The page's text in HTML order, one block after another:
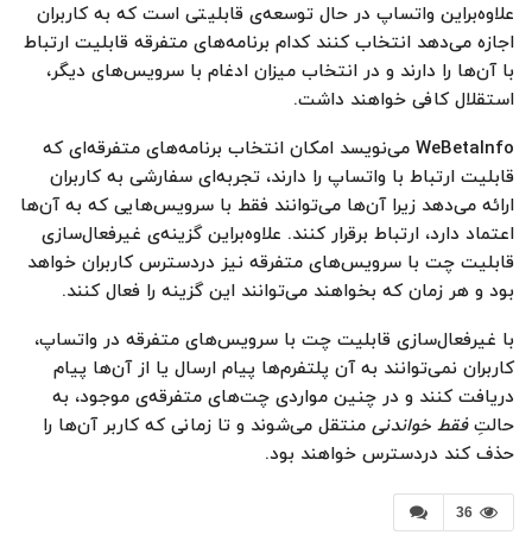
علاوه‌براین واتساپ در حال توسعه‌ی قابلیتی است که به کاربران
اجازه می‌دهد انتخاب کنند کدام برنامه‌های متفرقه قابلیت ارتباط
با آن‌ها را دارند و در انتخاب میزان ادغام با سرویس‌های دیگر،
استقلال کافی خواهند داشت.
WeBetaInfo می‌نویسد امکان انتخاب برنامه‌های متفرقه‌ای که
قابلیت ارتباط با واتساپ را دارند، تجربه‌ای سفارشی‌ به کاربران
ارائه می‌دهد زیرا آن‌ها می‌توانند فقط با سرویس‌هایی که به آن‌ها
اعتماد دارد، ارتباط برقرار کنند. علاوه‌براین گزینه‌ی غیرفعال‌سازی
قابلیت چت با سرویس‌های متفرقه نیز دردسترس کاربران خواهد
بود و هر زمان که بخواهند می‌توانند این گزینه را فعال کنند.
با غیرفعال‌سازی قابلیت چت با سرویس‌های متفرقه در واتساپ،
کاربران نمی‌توانند به آن پلتفرم‌ها پیام ارسال یا از آن‌ها پیام
دریافت کنند و در چنین مواردی چت‌های متفرقه‌ی موجود، به‌
حالتِفقط خواندنی منتقل می‌شوند و تا زمانی‌ که کاربر آن‌ها را
حذف کند دردسترس خواهند بود.
36